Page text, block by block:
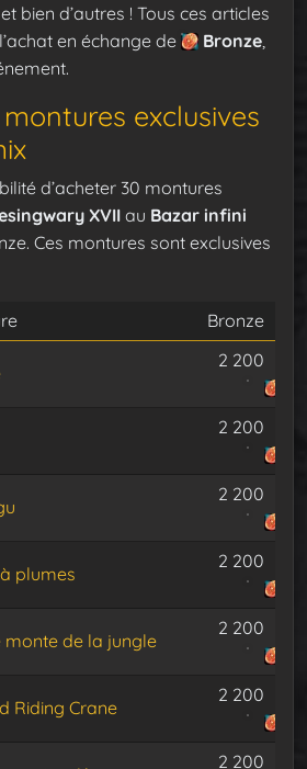
bien d’autres ! Tous ces articles
en échange de
Bronze
exclusives
d’acheter 30 montures
XVII au Bazar infini
Ces montures sont exclusives
Bronze
2 200
2 200
2 200
plumes
2 200
monte de la jungle
2 200
Riding Crane
2 200
2 200